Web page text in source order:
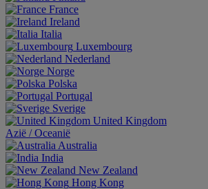
France
Ireland
Italia
Luxembourg
Nederland
Norge
Polska
Portugal
Sverige
United Kingdom
Aziё / Oceaniё
Australia
India
New Zealand
Hong Kong